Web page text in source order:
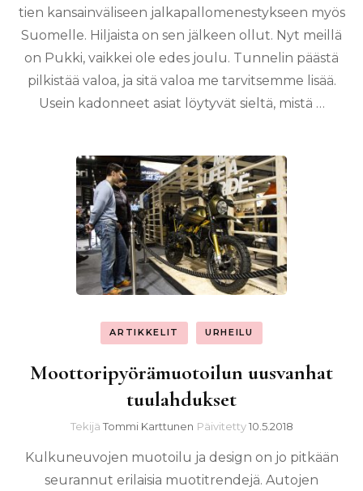
tien kansainväliseen jalkapallomenestykseen myös
Suomelle. Hiljaista on sen jälkeen ollut. Nyt meillä
on Pukki, vaikkei ole edes joulu. Tunnelin päästä
pilkistää valoa, ja sitä valoa me tarvitsemme lisää.
Usein kadonneet asiat löytyvät sieltä, mistä …
ARTIKKELIT URHEILU
Moottoripyörämuotoilun uusvanhat
tuulahdukset
Tekijä Tommi Karttunen Päivitetty10.5.2018
Kulkuneuvojen muotoilu ja design on jo pitkään
seurannut erilaisia muotitrendejä. Autojen